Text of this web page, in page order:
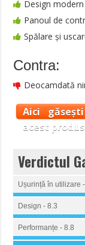
Design
Panoul de
Spălare și
Contra:
Deocamdată
Aici
acest produs
Verdictul
Ușurință în utilizare
Design - 8.3
Performanțe - 8.8